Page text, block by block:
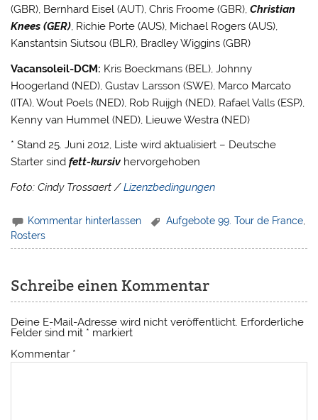
(GBR), Bernhard Eisel (AUT), Chris Froome (GBR),Christian
Knees (GER), Richie Porte (AUS), Michael Rogers (AUS),
Kanstantsin Siutsou (BLR), Bradley Wiggins (GBR)
Vacansoleil-DCM: Kris Boeckmans (BEL), Johnny
Hoogerland (NED), Gustav Larsson (SWE), Marco Marcato
(ITA), Wout Poels (NED), Rob Ruijgh (NED), Rafael Valls (ESP),
Kenny van Hummel (NED), Lieuwe Westra (NED)
* Stand 25. Juni 2012, Liste wird aktualisiert – Deutsche
Starter sindfett-kursiv hervorgehoben
Foto: Cindy Trossaert /Lizenzbedingungen
Kommentar hinterlassen Aufgebote 99. Tour de France
Rosters
Schreibe einen Kommentar
Deine E-Mail-Adresse wird nicht veröffentlicht. Erforderliche
Felder sind mit * markiert
Kommentar *